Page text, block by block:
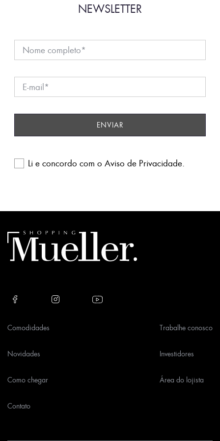
NEWSLETTER
Li e concordo com oAviso de Privacidade.
leave
field
empty.
Comodidades
Novidades
Como chegar
Contato
Trabalhe conosco
Investidores
Área do lojista